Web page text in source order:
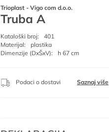
Trioplast - Vigo com d.o.o.
Truba A
Kataloški broj:
401
Materijal:
plastika
Dimenzije (DxŠxV):
h 67 cm
Podaci o dostavi Saznaj više